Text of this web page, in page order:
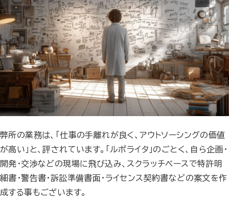
弊所の業務は、「仕事の手離れが良く、アウトソーシングの価値
が高い」と、評されています。「ルポライタ」のごとく、自ら企画・
開発・交渉などの現場に飛び込み、スクラッチベースで特許明
細書・警告書・訴訟準備書面・ライセンス契約書などの案文を作
成する事もございます。